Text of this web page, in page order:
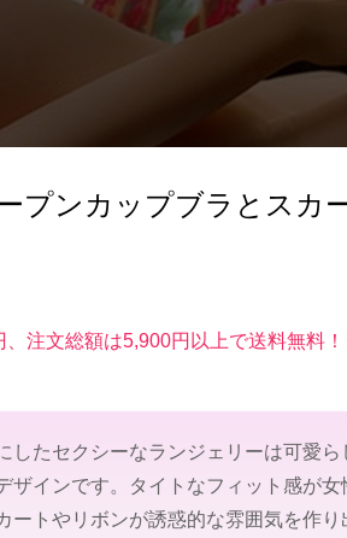
プンカップブラとスカ
注文総額は5,900円以上で送料無料
したセクシーなランジェリーは可愛ら
ザインです。タイトなフィット感が女
ートやリボンが誘惑的な雰囲気を作り